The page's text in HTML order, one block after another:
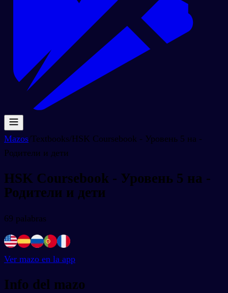
Mazos/Textbooks/HSK Coursebook - Уровень 5 на -
Родители и дети
HSK Coursebook - Уровень 5 на -
Родители и дети
69 palabras
Ver mazo en la app
Info del mazo